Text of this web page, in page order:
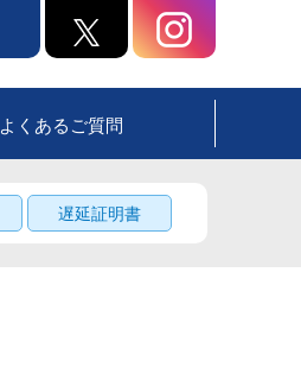
よくあるご質問
遅延証明書